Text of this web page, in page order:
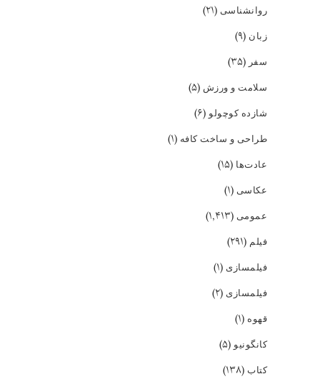
روانشناسی (۲۱)
زبان (۹)
سفر (۳۵)
سلامت و ورزش (۵)
شازده کوچولو(۶)
طراحی و ساخت کافه (۱)
عادت‌ها (۱۵)
عکاسی (۱)
عمومی (۱,۴۱۳)
فیلم (۲۹۱)
فیلمسازی (۱)
فیلمسازی (۲)
قهوه (۱)
کانگونیو(۵)
کتاب (۱۳۸)